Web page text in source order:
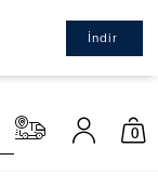
İndir
0